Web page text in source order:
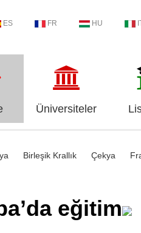
ES FR HU
Üniversiteler
Birleşik Krallık Çekya
eğitim